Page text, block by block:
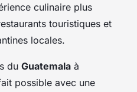
culinaire plus
touristiques et
locales.
du Guatemala à
possible avec une